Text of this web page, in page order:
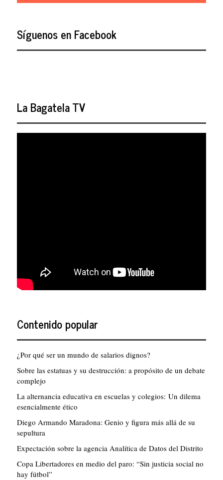
Síguenos en Facebook
La Bagatela TV
Contenido popular
¿Por qué ser un mundo de salarios dignos?
Sobre las estatuas y su destrucción: a propósito de un debate
complejo
La alternancia educativa en escuelas y colegios: Un dilema
esencialmente ético
Diego Armando Maradona: Genio y figura más allá de su
sepultura
Expectación sobre la agencia Analítica de Datos del Distrito
Copa Libertadores en medio del paro: “Sin justicia social no
hay fútbol”